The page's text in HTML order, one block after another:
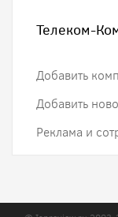
Телеком-
Добавить
Добавить
Реклама и